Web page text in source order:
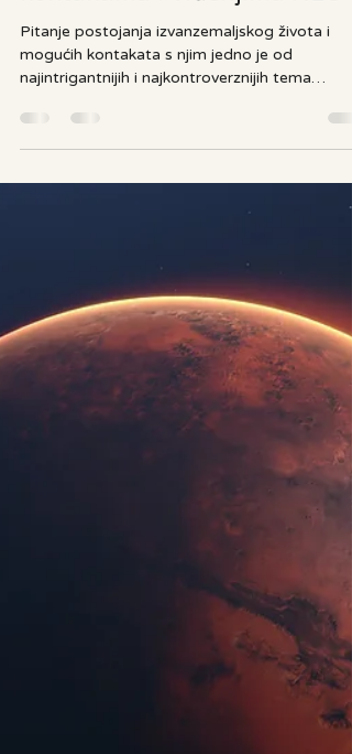
Povijesni izvještaji o
kontaktima i viđenjima NLO-
Pitanje postojanja izvanzemaljskog života i
mogućih kontakata s njim jedno je od
pretpostavlja da su drevne civilizacije imale
znanstvena zajednica ostaje skeptična, brojni
povijesni izvori i neobjašnjeni fenomeni i dalje
potiču rasprave o tome jesu li n